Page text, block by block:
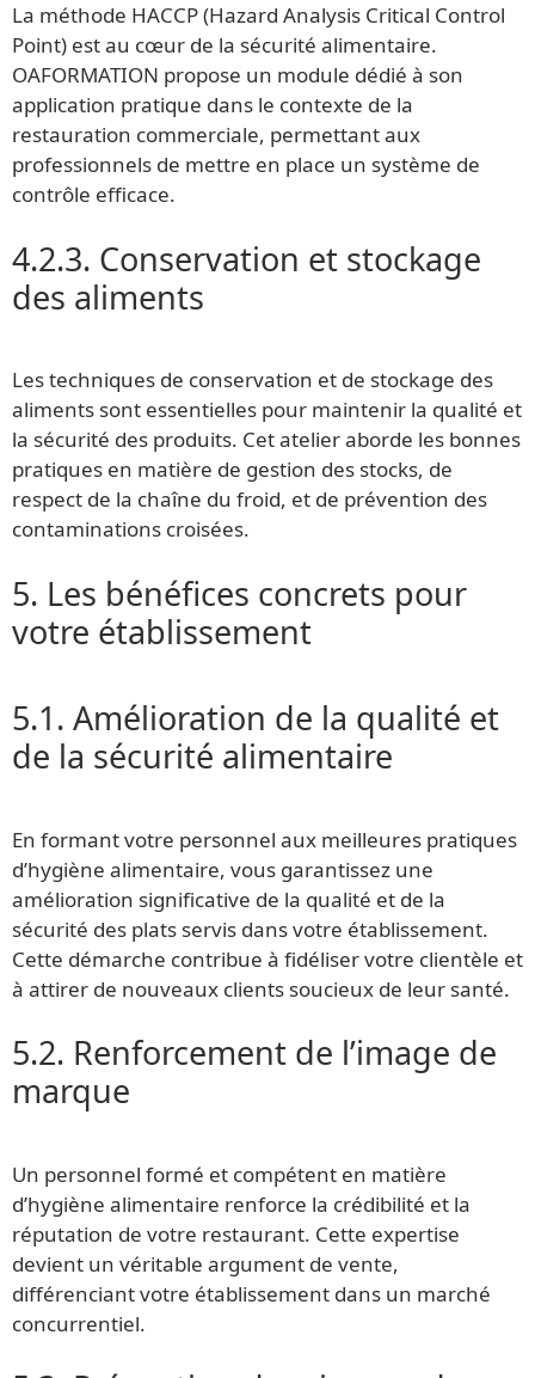
La méthode HACCP (Hazard Analysis Critical Control
Point) est au cœur de la sécurité alimentaire.
OAFORMATION propose un module dédié à son
application pratique dans le contexte de la
restauration commerciale, permettant aux
professionnels de mettre en place un système de
contrôle efficace.
4.2.3. Conservation et stockage
des aliments
Les techniques de conservation et de stockage des
aliments sont essentielles pour maintenir la qualité et
la sécurité des produits. Cet atelier aborde les bonnes
pratiques en matière de gestion des stocks, de
respect de la chaîne du froid, et de prévention des
contaminations croisées.
5. Les bénéfices concrets pour
votre établissement
5.1. Amélioration de la qualité et
de la sécurité alimentaire
En formant votre personnel aux meilleures pratiques
d’hygiène alimentaire, vous garantissez une
amélioration significative de la qualité et de la
sécurité des plats servis dans votre établissement.
Cette démarche contribue à fidéliser votre clientèle et
à attirer de nouveaux clients soucieux de leur santé.
5.2. Renforcement de l’image de
marque
Un personnel formé et compétent en matière
d’hygiène alimentaire renforce la crédibilité et la
réputation de votre restaurant. Cette expertise
devient un véritable argument de vente,
différenciant votre établissement dans un marché
concurrentiel.